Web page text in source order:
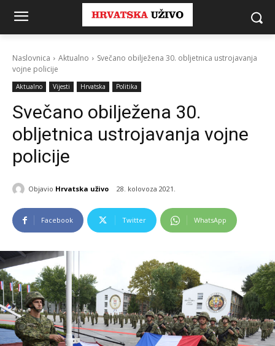
Naslovnica Aktualno
Svečano obilježena 30. obljetnica ustrojavanja
vojne policije
Aktualno Vijesti Hrvatska Politika
Svečano obilježena 30.
obljetnica ustrojavanja vojne
policije
Objavio Hrvatska uživo 28. kolovoza 2021.
Facebook Twitter WhatsApp